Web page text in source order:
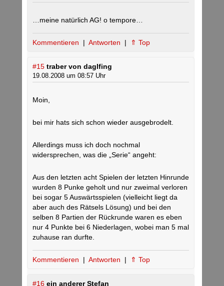
…meine natürlich AG! o tempore…
Kommentieren | Antworten | ⇑ Top
#15 traber von daglfing
19.08.2008 um 08:57 Uhr
Moin,
bei mir hats sich schon wieder ausgebrodelt.
Allerdings muss ich doch nochmal
widersprechen, was die „Serie“ angeht:
Aus den letzten acht Spielen der letzten Hinrunde
wurden 8 Punke geholt und nur zweimal verloren
bei sogar 5 Auswärtsspielen (vielleicht liegt da
aber auch des Rätsels Lösung) und bei den
selben 8 Partien der Rückrunde waren es eben
nur 4 Punkte bei 6 Niederlagen, wobei man 5 mal
zuhause ran durfte.
Kommentieren | Antworten | ⇑ Top
#16 ein anderer Stefan